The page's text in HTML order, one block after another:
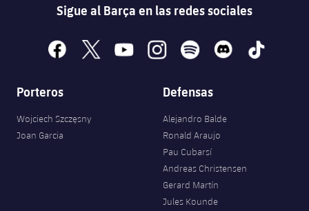
Sigue al Barça en las redes sociales
facebook
x youtubeinstagramspotify discord tiktok
Porteros
Wojciech Szczęsny
Joan Garcia
Defensas
Alejandro Balde
Ronald Araujo
Pau Cubarsí
Andreas Christensen
Gerard Martín
Jules Kounde